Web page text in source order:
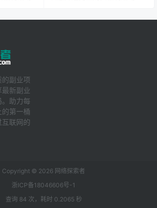
副业项
最新副业
助力每
第一桶
联网的
Copyright © 2026 网络探索者
浙ICP备18046606号-1
查询 84 次，耗时 0.2065 秒